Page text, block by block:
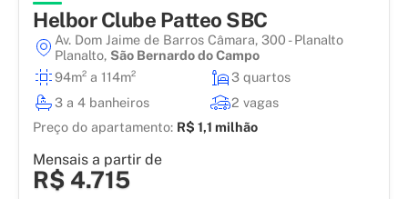
Helbor Clube Patteo SBC
Av. Dom Jaime de Barros Câmara, 300 - Planalto
Planalto, São Bernardo do Campo
94m² a 114m²
3 quartos
3 a 4 banheiros
2 vagas
Preço do apartamento: R$ 1,1 milhão
Mensais a partir de
R$ 4.715